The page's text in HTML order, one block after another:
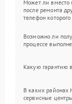
Может ли вместо
после ремонта
телефон
Возможно ли
процессе
Какую гарантию
В каких районах
сервисные